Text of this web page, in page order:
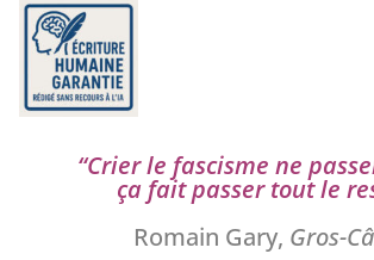
“Crier le fas­cisme ne
ça fait pas­ser tout le
Romain Gary, Gros-